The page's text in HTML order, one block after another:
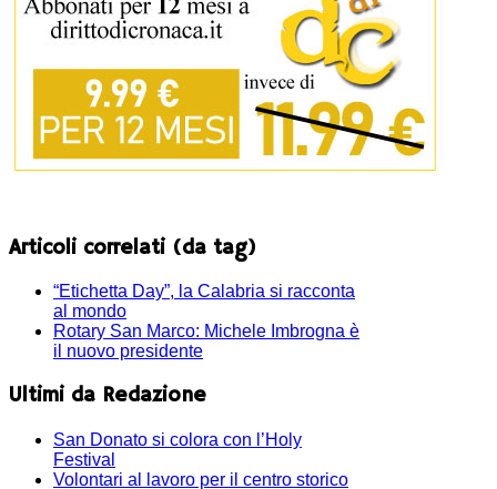
Articoli correlati (da tag)
“Etichetta Day”, la Calabria si racconta
al mondo
Rotary San Marco: Michele Imbrogna è
il nuovo presidente
Ultimi da Redazione
San Donato si colora con l’Holy
Festival
Volontari al lavoro per il centro storico